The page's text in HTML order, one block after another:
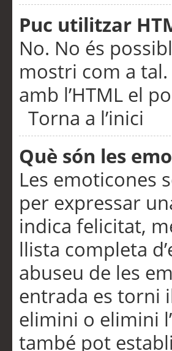
Puc utilitzar
No. No és
mostri com a
amb l’HTML el
Torna a l’inici
Què són les
Les emoticones
per expressar
indica felicitat,
llista completa
abuseu de les
entrada es torni
elimini o elimini
també pot